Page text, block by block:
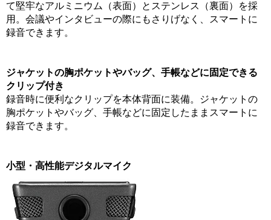
て堅牢なアルミニウム（表面）とステンレス（裏面）を採
用。会議やインタビューの際にもさりげなく、スマートに
録音できます。
ジャケットの胸ポケットやバッグ、手帳などに固定できる
クリップ付き
録音時に便利なクリップを本体背面に装備。ジャケットの
胸ポケットやバッグ、手帳などに固定したままスマートに
録音できます。
小型・高性能デジタルマイク